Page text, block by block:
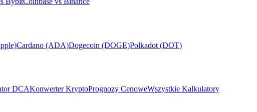
Cardano (ADA)Dogecoin (DOGE)Polkadot (DOT)
DCAKonwerter KryptoPrognozy CenoweWszystkie Kalkulatory